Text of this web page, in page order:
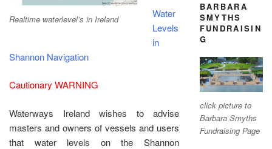
Realtime waterlevel’s in Ireland
Water
Levels
in
Shannon Navigation
Cautionary WARNING
Waterways Ireland wishes to advise
masters and owners of vessels and users
that water levels on the Shannon
BARBARA
SMYTHS
FUNDRAISIN
G
click picture to
Barbara Smyths
Fundraising Page